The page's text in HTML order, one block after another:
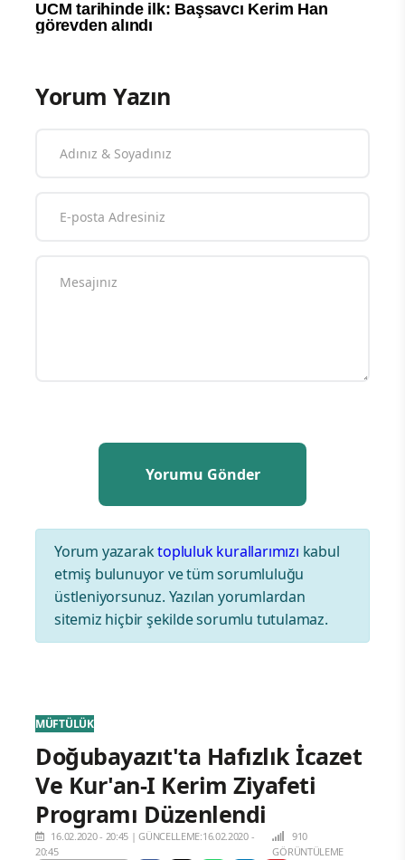
Yorum Yazın
Yorum yazaraktopluluk kurallarımızı kabul
etmiş bulunuyor ve tüm sorumluluğu
üstleniyorsunuz. Yazılan yorumlardan
sitemiz hiçbir şekilde sorumlu tutulamaz.
MÜFTÜLÜK
Doğubayazıt'ta Hafızlık İcazet
Ve Kur'an-I Kerim Ziyafeti
Programı Düzenlendi
16.02.2020 - 20:45 |GÜNCELLEME:16.02.2020 -
20:45
910
GÖRÜNTÜLEME